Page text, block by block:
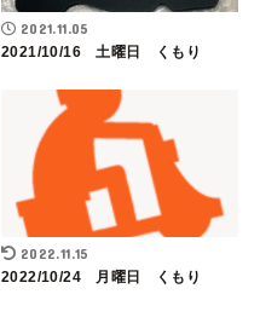
2021.11.05
2021/10/16 土曜日 くもり
2022.11.15
2022/10/24 月曜日 くもり